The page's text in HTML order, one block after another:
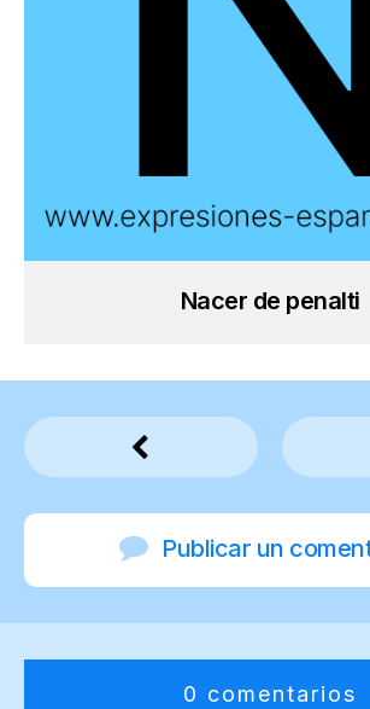
Nacer de penalti
Publicar un
0 comentarios